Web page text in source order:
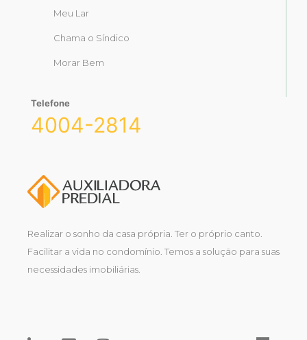
Meu Lar
Chama o Síndico
Morar Bem
Telefone
4004-2814
Realizar o sonho da casa própria. Ter o próprio canto.
Facilitar a vida no condomínio. Temos a solução para suas
necessidades imobiliárias.